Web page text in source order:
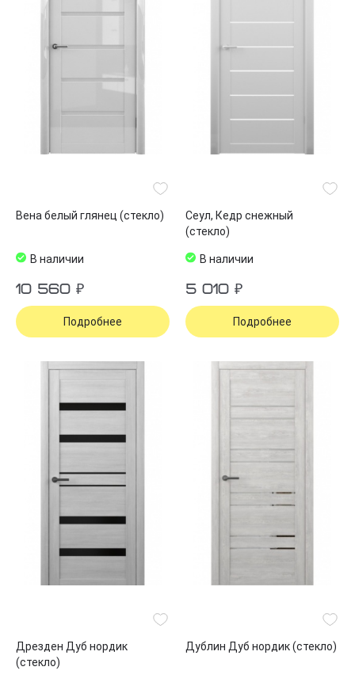
Вена белый глянец (стекло)
В наличии
10 560 ₽
Подробнее
Сеул, Кедр снежный
(стекло)
В наличии
5 010 ₽
Подробнее
Дрезден Дуб нордик
(стекло)
Дублин Дуб нордик (стекло)